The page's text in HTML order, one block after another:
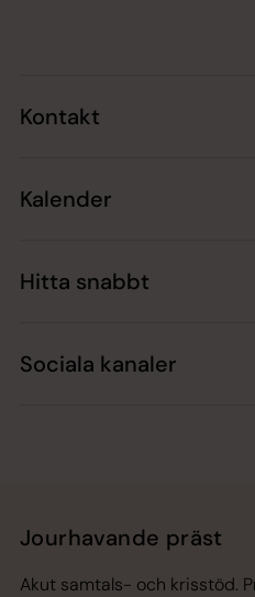
Kontakt
Kalender
Hitta snabbt
Sociala kanaler
Jourhavande präst
Akut samtals- och krisstöd.